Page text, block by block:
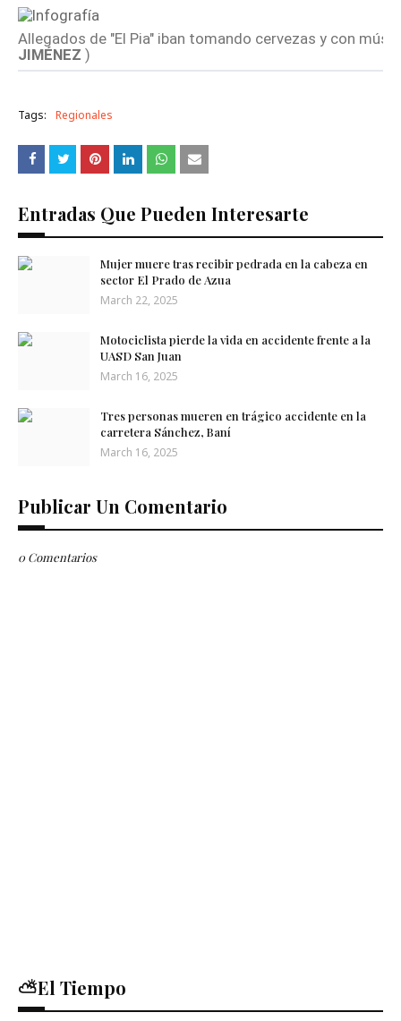
Allegados de "El Pia" iban tomando cervezas y con
JIMÉNEZ )
Tags: Regionales
Entradas Que Pueden Interesarte
Mujer muere tras recibir pedrada en la cabeza en
sector El Prado de Azua
March 22, 2025
Motociclista pierde la vida en accidente frente a la
UASD San ​​Juan
March 16, 2025
Tres personas mueren en trágico accidente en la
carretera Sánchez, Baní
March 16, 2025
Publicar Un Comentario
0 Comentarios
⛅El Tiempo